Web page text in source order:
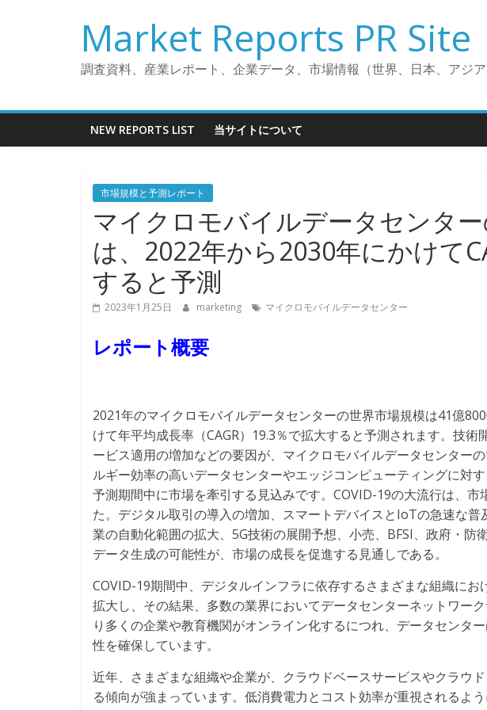
へ
キ
Market Reports PR Site
調査資料、産業レポート、企業データ、市場情報（世界、日本、アジア
NEW REPORTS LIST 当サイトについて
市場規模と予測レポート
マイクロモバイルデータセンタ
は、2022年から2030年にかけて
すると予測
2023年1月25日 marketing マイクロモバイルデータセンター
レポート概要
2021年のマイクロモバイルデータセンターの世界市場規模は41億
けて年平均成長率（CAGR）19.3％で拡大すると予測されます。技
ービス適用の増加などの要因が、マイクロモバイルデータセンター
ルギー効率の高いデータセンターやエッジコンピューティングに対
予測期間中に市場を牽引する見込みです。COVID-19の大流行は、
た。デジタル取引の導入の増加、スマートデバイスとIoTの急速な
業の自動化範囲の拡大、5G技術の展開予想、小売、BFSI、政府・防
データ生成の可能性が、市場の成長を促進する見通しである。
COVID-19期間中、デジタルインフラに依存するさまざまな組織に
拡大し、その結果、多数の業界においてデータセンターネットワー
り多くの企業や教育機関がオンライン化するにつれ、データセンタ
性を確保しています。
近年、さまざまな組織や企業が、クラウドベースサービスやクラウ
る傾向が強まっています。低消費電力とコスト効率が重視されるよ